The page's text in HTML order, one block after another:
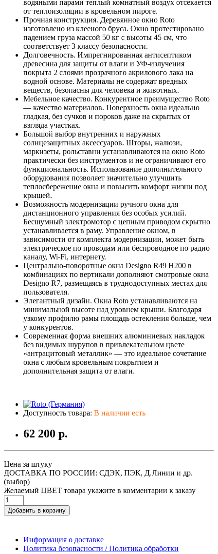
водяными парами теплый комнатный воздух отсекается
от теплоизоляции в кровельном пироге.
Прочная конструкция. Деревянное окно Roto
изготовлено из клееного бруса. Окно протестировано
падением груза массой 50 кг с высоты 45 см, что
соответствует 3 классу безопасности.
Долговечность. Импрегнированная антисептиком
древесина для защиты от влаги и УФ-излучения
покрыта 2 слоями прозрачного акрилового лака на
водной основе. Материалы не содержат вредных
веществ, безопасны для человека и животных.
Мебельное качество. Конкурентное преимущество Roto
— качество материалов. Поверхность окна идеально
гладкая, без сучков и пороков даже на скрытых от
взгляда участках.
Большой выбор внутренних и наружных
солнцезащитных аксессуаров. Шторы, жалюзи,
маркизеты, рольставни устанавливаются на окно Roto
практически без инструментов и не ограничивают его
функциональность. Использование дополнительного
оборудования позволяет значительно улучшить
теплосбережение окна и повысить комфорт жизни под
крышей.
Возможность модернизации ручного окна для
дистанционного управления без особых усилий.
Бесшумный электромотор с цепным приводом скрытно
устанавливается в раму. Управление окном, в
зависимости от комплекта модернизации, может быть
электрическое по проводам или беспроводное по радио
каналу, Wi-Fi, интернету.
Центрально-поворотные окна Designo R49 H200 в
комбинациях по вертикали дополняют смотровые окна
Designo R7, размещаясь в труднодоступных местах для
пользователя.
Элегантный дизайн. Окна Roto устанавливаются на
минимальной высоте над уровнем крыши. Благодаря
узкому профилю рамы площадь остекления больше, чем
у конкурентов.
Современная форма внешних алюминиевых накладок
без видимых шурупов в привлекательном цвете
«антрацитовый металлик» — это идеальное сочетание
окна с любым кровельным покрытием и
дополнительная защита от влаги.
Доступность товара: В наличии есть
62 200 р.
Цена за штуку
ДОСТАВКА ПО РОССИИ: СДЭК, ПЭК, Д.Линии и др.
(выбор)
Желаемый ЦВЕТ товара укажите в комментарии к заказу
Добавить в корзину
Информация о доставке
Политика безопасности / Политика обработки